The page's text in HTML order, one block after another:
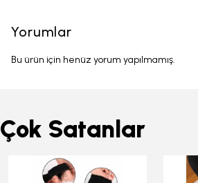
Yorumlar
Bu ürün için henüz yorum yapılmamış.
Çok Satanlar